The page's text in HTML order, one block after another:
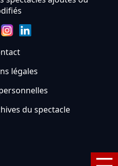
légales
du spectacle